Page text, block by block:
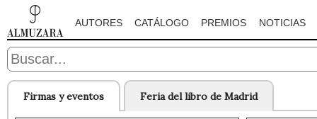
AUTORES CATÁLOGO PREMIOS NOTICIAS
Firmas y eventos Feria del libro de Madrid